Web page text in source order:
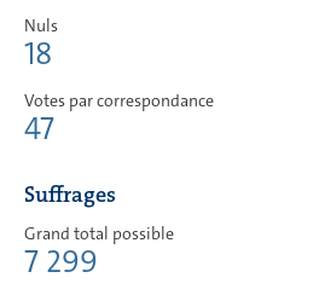
Nuls
18
Votes par correspondance
47
Suffrages
Grand total possible
7 299